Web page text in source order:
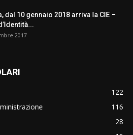
dal 10 gennaio 2018 arriva la CIE –
2017
122
116
28